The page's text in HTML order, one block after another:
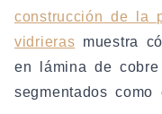
construcción de la
vidrieras muestra
en lámina de
segmentados como